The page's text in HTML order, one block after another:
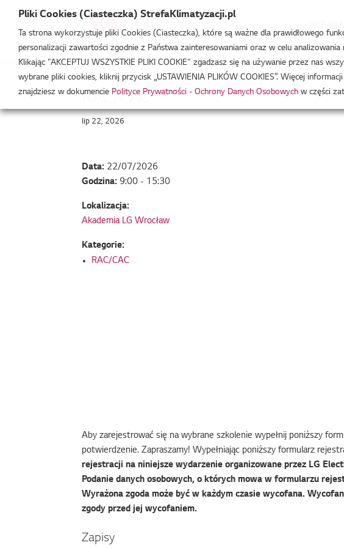
Strefa Klimatyzacji /Wydarzenia/RAC/CAC/RAC/CAC
RAC/CAC
lip 22, 2026
Data: 22/07/2026
Godzina: 9:00 - 15:30
Lokalizacja:
Akademia LG Wrocław
Kategorie:
RAC/CAC
Aby zarejestrować się na wybrane szkolenie wypełnij poniższy
potwierdzenie. Zapraszamy! Wypełniając poniższy formularz
rejestracji na niniejsze wydarzenie organizowane przez LG
Podanie danych osobowych, o których mowa w formularzu
Wyrażona zgoda może być w każdym czasie wycofana.
zgody przed jej wycofaniem.
Zapisy
Pliki Cookies (Ciasteczka) StrefaKlimatyzacji.pl
Ta strona wykorzystuje pliki Cookies (Ciasteczka), które są ważne dla prawidłowego
personalizacji zawartości zgodnie z Państwa zainteresowaniami oraz w celu analizowania
Klikając "AKCEPTUJ WSZYSTKIE PLIKI COOKIE" zgadzasz się na używanie przez nas
wybrane pliki cookies, kliknij przycisk „USTAWIENIA PLIKÓW COOKIES”. Więcej
znajdziesz w dokumencie Polityce Prywatności - Ochrony Danych Osobowych w części